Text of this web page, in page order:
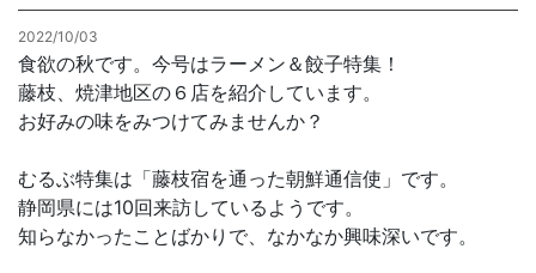
お問合せ
2022/10/03
食欲の秋です。今号はラーメン＆餃子特集！
藤枝、焼津地区の６店を紹介しています。
お好みの味をみつけてみませんか？
むるぶ特集は「藤枝宿を通った朝鮮通信使」です。
静岡県には10回来訪しているようです。
知らなかったことばかりで、なかなか興味深いです。